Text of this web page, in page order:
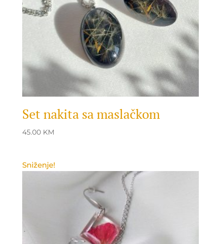
Set nakita sa maslačkom
45.00 KM
Sniženje!